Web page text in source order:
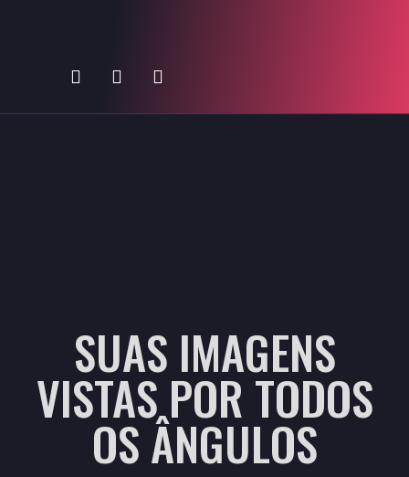
SUAS IMAGENS
VISTAS POR TODOS
OS ÂNGULOS